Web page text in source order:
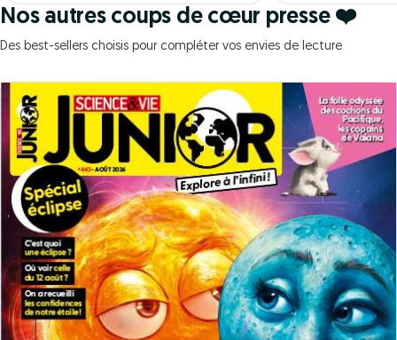
Nos autres coups de cœur presse ❤️
Des best-sellers choisis pour compléter vos envies de lecture